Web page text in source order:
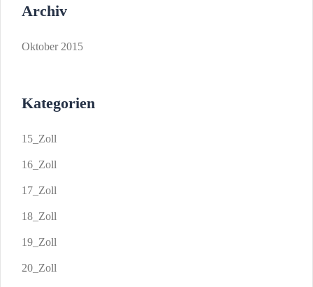
Archiv
Oktober 2015
Kategorien
15_Zoll
16_Zoll
17_Zoll
18_Zoll
19_Zoll
20_Zoll